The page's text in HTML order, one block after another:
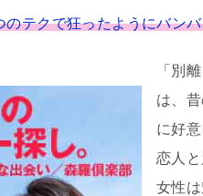
のテクで狂ったようにバン
「別
は、
に好
恋人
女性